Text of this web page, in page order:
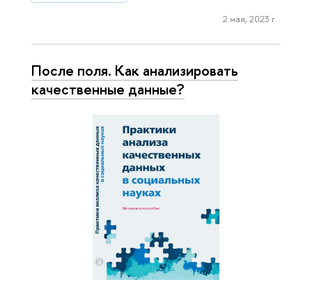
2 мая, 2023 г.
После поля. Как анализировать
качественные данные?